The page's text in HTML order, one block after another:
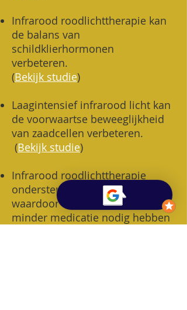
Infrarood roodlichttherapie kan
de balans van
schildklierhormonen
verbeteren.
(Bekijk studie)
Laagintensief infrarood licht kan
de voorwaartse beweeglijkheid
van zaadcellen verbeteren.
(Bekijk studie)
Infrarood roodlichttherapie
ondersteunt de schildklier,
waardoor sommige mensen
minder medicatie nodig hebben